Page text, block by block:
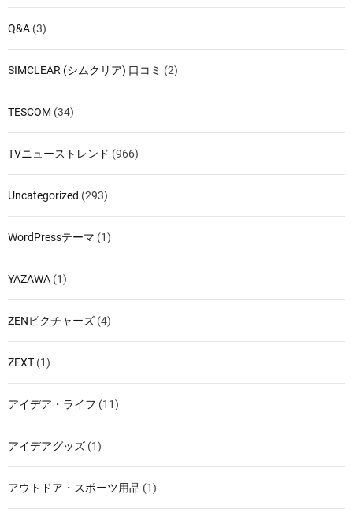
Q&A (3)
SIMCLEAR (シムクリア) 口コミ (2)
TESCOM (34)
TVニューストレンド (966)
Uncategorized (293)
WordPressテーマ (1)
YAZAWA (1)
ZENピクチャーズ (4)
ZEXT (1)
アイデア・ライフ (11)
アイデアグッズ (1)
アウトドア・スポーツ用品 (1)